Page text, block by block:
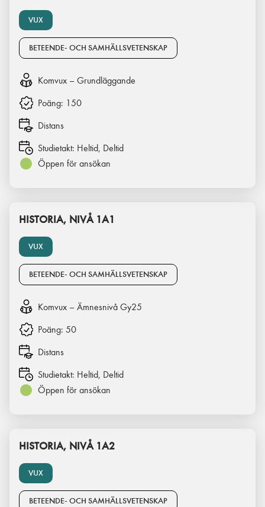
VUX
BETEENDE- OCH SAMHÄLLSVETENSKAP
Komvux – Grundläggande
Poäng: 150
Distans
Studietakt: Heltid, Deltid
Öppen för ansökan
VUX
HISTORIA, NIVÅ 1A1
BETEENDE- OCH SAMHÄLLSVETENSKAP
Komvux – Ämnesnivå Gy25
Poäng: 50
Distans
Studietakt: Heltid, Deltid
Öppen för ansökan
VUX
HISTORIA, NIVÅ 1A2
BETEENDE- OCH SAMHÄLLSVETENSKAP